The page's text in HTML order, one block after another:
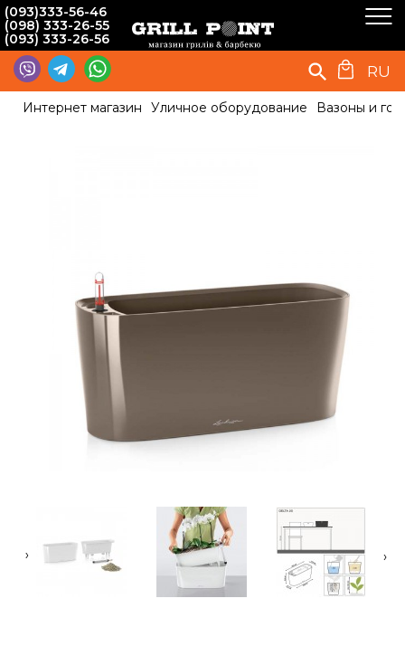
(093)333-56-46
(098) 333-26-55
(093) 333-26-56
RU
Интернет магазин Уличное оборудование Вазоны и
‹ ›